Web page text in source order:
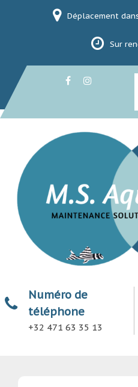
Déplacement
Sur
Numéro de
téléphone
+32 471 63 35 13